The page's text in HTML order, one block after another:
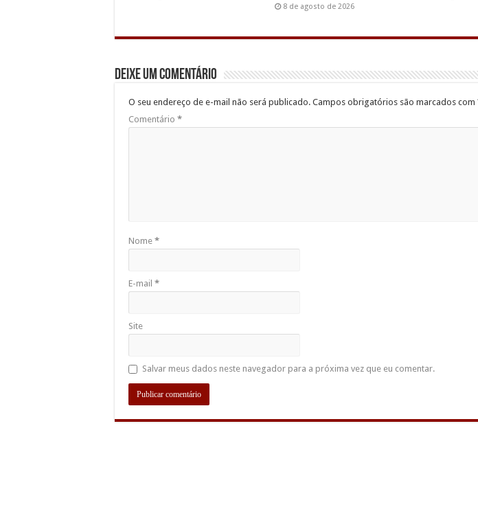
8 de agosto de 2026
Deixe um comentário
O seu endereço de e-mail não será publicado. Campos obrigatórios são marcados com
Comentário *
Nome *
E-mail *
Site
Salvar meus dados neste navegador para a próxima vez que eu comentar.